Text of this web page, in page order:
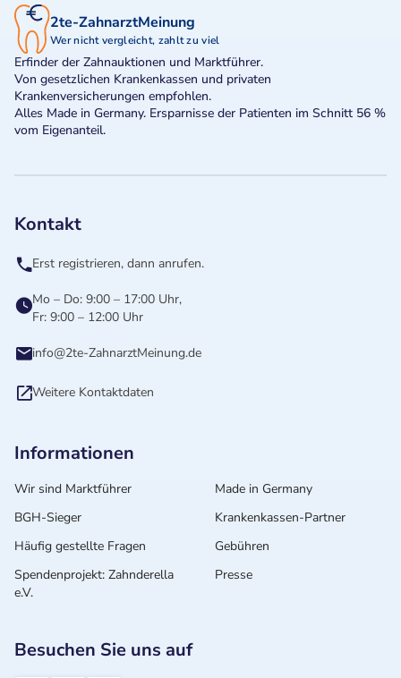
2te-ZahnarztMeinung
Wer nicht vergleicht, zahlt zu viel
Erfinder der Zahnauktionen und Marktführer.
Von gesetzlichen Krankenkassen und privaten
Krankenversicherungen empfohlen.
Alles Made in Germany. Ersparnisse der Patienten im Schnitt 56 %
vom Eigenanteil.
Kontakt
Erst registrieren, dann anrufen.
Mo – Do: 9:00 – 17:00 Uhr,
Fr: 9:00 – 12:00 Uhr
info@2te-ZahnarztMeinung.de
Weitere Kontaktdaten
Informationen
Wir sind Marktführer
Made in Germany
BGH-Sieger
Krankenkassen-Partner
Häufig gestellte Fragen
Gebühren
Spendenprojekt: Zahnderella
e.V.
Presse
Besuchen Sie uns auf